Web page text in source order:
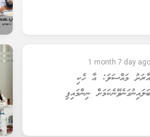
1 month 7 day ago
އާރަށު މައްސަލަ: އާ ހެކި
ނިންމައިފި